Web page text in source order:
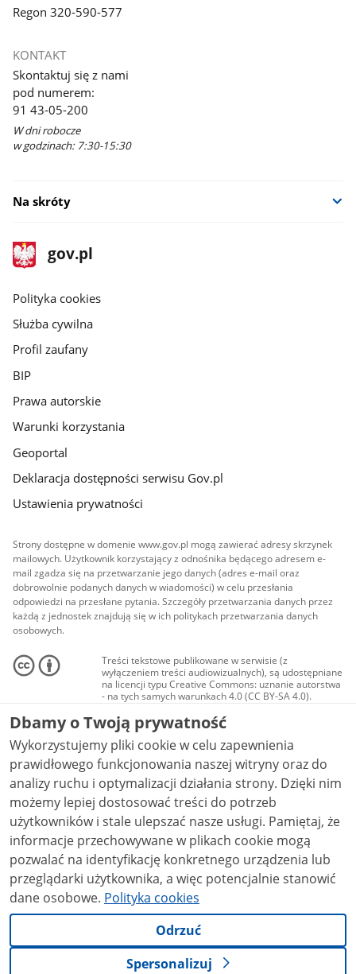
Regon 320-590-577
KONTAKT
Skontaktuj się z nami
pod numerem:
91 43-05-200
W dni robocze
w godzinach: 7:30-15:30
Na skróty
stopka
gov.pl
Strona
gov.pl
gov.pl
Polityka cookies
Służba cywilna
Profil zaufany
BIP
Prawa autorskie
Warunki korzystania
Geoportal
Deklaracja dostępności serwisu Gov.pl
Ustawienia prywatności
Strony dostępne w domenie www.gov.pl mogą zawierać adresy skrzynek
mailowych. Użytkownik korzystający z odnośnika będącego adresem e-
mail zgadza się na przetwarzanie jego danych (adres e-mail oraz
dobrowolnie podanych danych w wiadomości) w celu przesłania
odpowiedzi na przesłane pytania. Szczegóły przetwarzania danych przez
każdą z jednostek znajdują się w ich politykach przetwarzania danych
osobowych.
Treści tekstowe publikowane w serwisie (z
wyłączeniem treści audiowizualnych), są udostępniane
na licencji typu Creative Commons: uznanie autorstwa
- na tych samych warunkach 4.0 (CC BY-SA 4.0).
Materiały audiowizualne, w tym zdjęcia, materiały
audio i wideo, są udostępniane na licencji typu
Creative Commons: uznanie autorstwa użycie
niekomercyjne - bez utworów zależnych 4.0 (CC BY-
NC-ND 4.0), o ile nie jest to stwierdzone inaczej.
Dbamy o Twoją prywatność
Wykorzystujemy pliki cookie w celu zapewnienia
prawidłowego funkcjonowania naszej witryny oraz do
analizy ruchu i optymalizacji działania strony. Dzięki nim
możemy lepiej dostosować treści do potrzeb
użytkowników i stale ulepszać nasze usługi. Pamiętaj, że
informacje przechowywane w plikach cookie mogą
pozwalać na identyfikację konkretnego urządzenia lub
przeglądarki użytkownika, a więc potencjalnie stanowić
dane osobowe. Polityka cookies
Odrzuć
Spersonalizuj